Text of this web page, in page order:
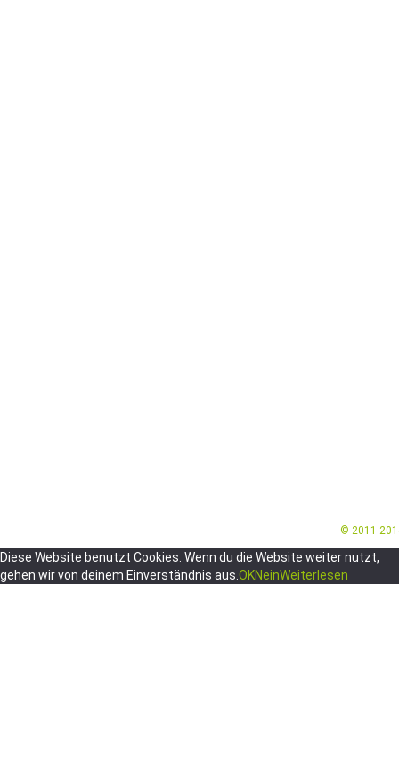
© 2011-
Diese Website benutzt Cookies. Wenn du die Website weiter nutzt,
gehen wir von deinem Einverständnis aus. OKNeinWeiterlesen